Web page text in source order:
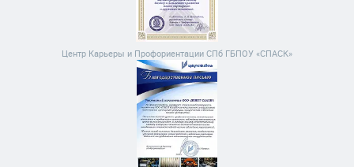
Центр Карьеры и Профориентации СПб ГБПОУ «СПАСК»